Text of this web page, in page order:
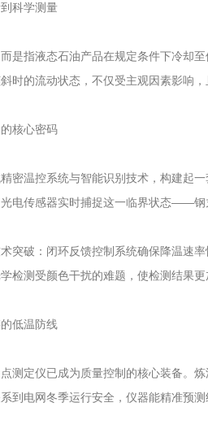
科学测量
是指液态石油产品在规定条件下冷却
时的流动状态，不仅受主观因素影响
核心密码
密温控系统与智能识别技术，构建起
电传感器实时捕捉这一临界状态——
突破：闭环反馈控制系统确保降温速
检测受颜色干扰的难题，使检测结果
低温防线
测定仪已成为质量控制的核心装备。
到电网冬季运行安全，仪器能精准预